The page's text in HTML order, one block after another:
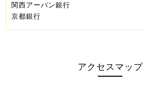
関西アーバン銀行
京都銀行
アクセスマップ